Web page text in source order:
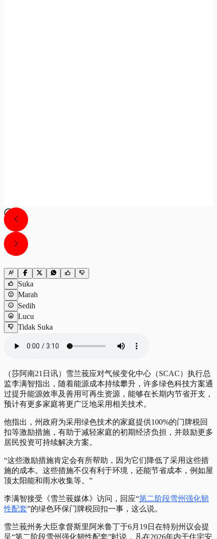
Suka
Marah
Sedih
Lucu
Tidak Suka
（莎阿南21日讯）雪兰莪应对气候变化中心（SCAC）执行总
监李满智指出，随着能源成本持续攀升，许多绿色科技方案通
过提升能源效率及善用可再生资源，能够在长期内节省开支，
预计有更多家庭将更广泛地采用相关技术。
他指出，州政府为采用绿色技术的家庭提供100%的门牌税回
扣等激励措施，有助于减轻家庭的初期经济负担，并鼓励更多
居民投资可持续解决方案。
“这些激励措施肯定会有所帮助，因为它们降低了采用这些措
施的成本。这些措施不仅有利于环境，还能节省成本，例如屋
顶太阳能和雨水收集等。”
李满智接受《雪兰莪媒体》访问，回应“第二阶段雪州强化韧
性配套”的绿色环保门牌税回扣一事，这么说。
雪兰莪州务大臣拿督斯里阿米鲁丁于6月19日在特别州议会提
呈“第二阶段雪州强化韧性配套”时说，凡在2026年内于住宅​​安